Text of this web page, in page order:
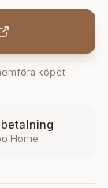
köpet
Home